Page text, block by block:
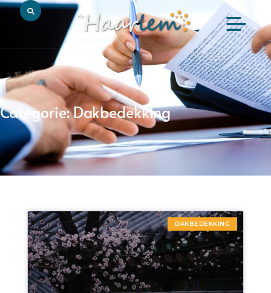
Categorie: Dakbedekking
DAKBEDEKKING